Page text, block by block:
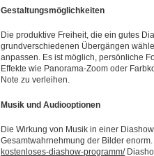
Gestaltungsmöglichkeiten
Die produktive Freiheit, die ein gutes
grundverschiedenen Übergängen
anpassen. Es ist möglich, persönliche
Effekte wie Panorama-Zoom oder
Note zu verleihen.
Musik und Audiooptionen
Die Wirkung von Musik in einer
Gesamtwahrnehmung der Bilder
kostenloses-diashow-programm/